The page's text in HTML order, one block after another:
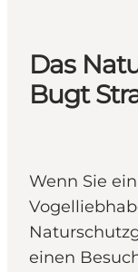
Das
Bugt
Wenn Sie
einen